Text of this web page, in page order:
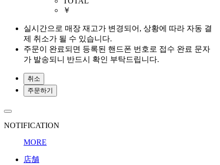
￥
실시간으로 매장 재고가 변경되어, 상황에 따라 자동 결
제 취소가 될 수 있습니다.
주문이 완료되면 등록된 핸드폰 번호로 접수 완료 문자
가 발송되니 반드시 확인 부탁드립니다.
취소
주문하기
NOTIFICATION
MORE
店舗